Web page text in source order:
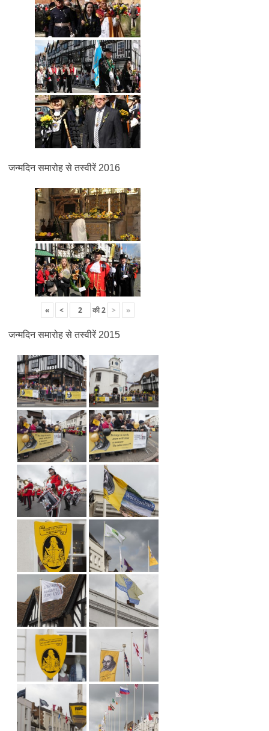
जन्मदिन समारोह से तस्वीरें 2016
« < की2 > »
जन्मदिन समारोह से तस्वीरें 2015